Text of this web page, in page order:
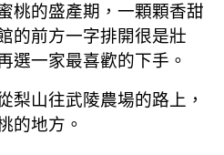
桃的盛產期，一顆顆香甜
的前方一字排開很是壯
選一家最喜歡的下手。
梨山往武陵農場的路上，
的地方。